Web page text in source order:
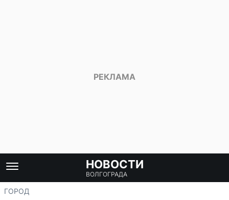
НОВОСТИ
ВОЛГОГРАДА
ГОРОД